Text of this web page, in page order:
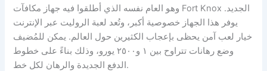
وهو العام نفسه الذي أطلقوا فيه جهاز مكافآت Fort Knox الجديد.
يوفر هذا الجهاز خصوصية أكبر، وتُعد لعبة الروليت عبر الإنترنت
خيار لعب آمن يحظى بإعجاب الكثيرين حول العالم. يمكن للمُضيف
وضع رهانات تتراوح بين ١ و٢٥٠٠ يورو، وذلك بناءً على خطوط
الدفع الجديدة والرهان لكل خط.